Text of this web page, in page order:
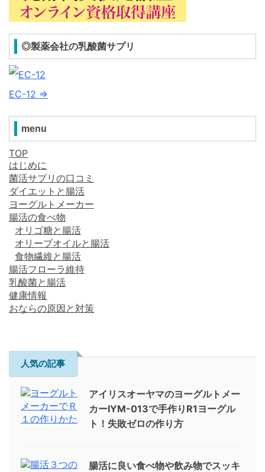
◎製薬会社の乳酸菌サプリ
EC-12 ⇒
menu
TOP
はじめに
菌活サプリの口コミ
ダイエットと腸活
ヨーグルトメーカー
腸活の食べ物
オリゴ糖と腸活
オリーブオイルと腸活
食物繊維と腸活
腸活フローラ維持
乳酸菌と腸活
健康情報
おならの原因と対策
人気の記事
アイリスオーヤマのヨーグルトメー
カーIYM-013で手作りR1ヨーグル
ト！失敗ゼロの作り方
腸活に良い食べ物や飲み物でスッキ